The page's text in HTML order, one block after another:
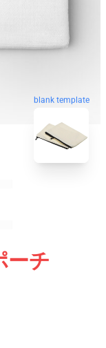
blank template
ーチ